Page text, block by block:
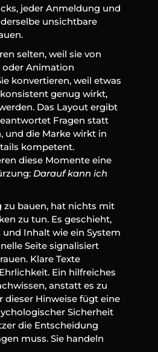
jeder Anmeldung und
unsichtbare
selten, weil sie von
Animation
konvertieren, weil etwas
genug wirkt,
Das Layout ergibt
Fragen statt
und die Marke wirkt in
kompetent.
diese Momente eine
Darauf kann ich
zu bauen, hat nichts mit
zu tun. Es geschieht,
und Inhalt wie ein System
Seite signalisiert
Klare Texte
Ein hilfreiches
anstatt es zu
dieser Hinweise fügt eine
Sicherheit
die Entscheidung
muss. Sie handeln